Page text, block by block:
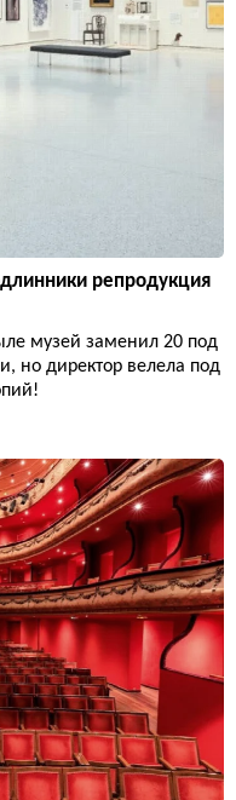
репродукция
музей заменил 20 под
но директор велела под